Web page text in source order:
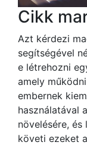
Cikk
Azt kérdezi
segítségével
e létrehozni
amely
embernek
használatával
növelésére,
követi ezeket